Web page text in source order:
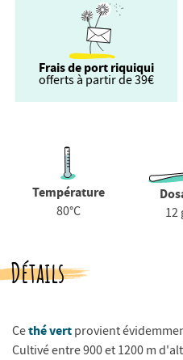
Frais de port riquiqui
offerts à partir de 39€
Température
80°C
12
Détails
Cethé vert provient
Cultivé entre 900 et 1200 m